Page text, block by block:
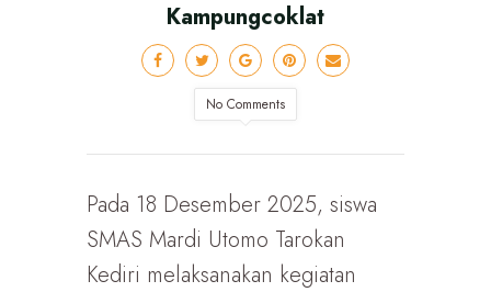
Kampungcoklat
No Comments
Pada 18 Desember 2025, siswa
SMAS Mardi Utomo Tarokan
Kediri melaksanakan kegiatan